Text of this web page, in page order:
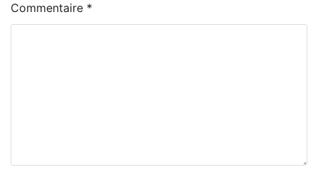
Commentaire *